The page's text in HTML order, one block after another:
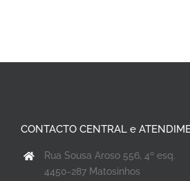
CONTACTO CENTRAL e
Rua Sousa Aroso 556, 4º esq.
4450-287 Matosinhos